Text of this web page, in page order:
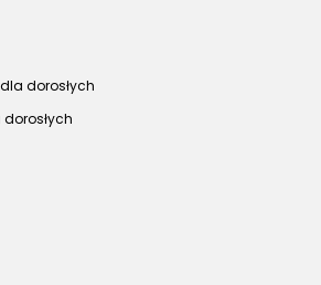
dorosłych